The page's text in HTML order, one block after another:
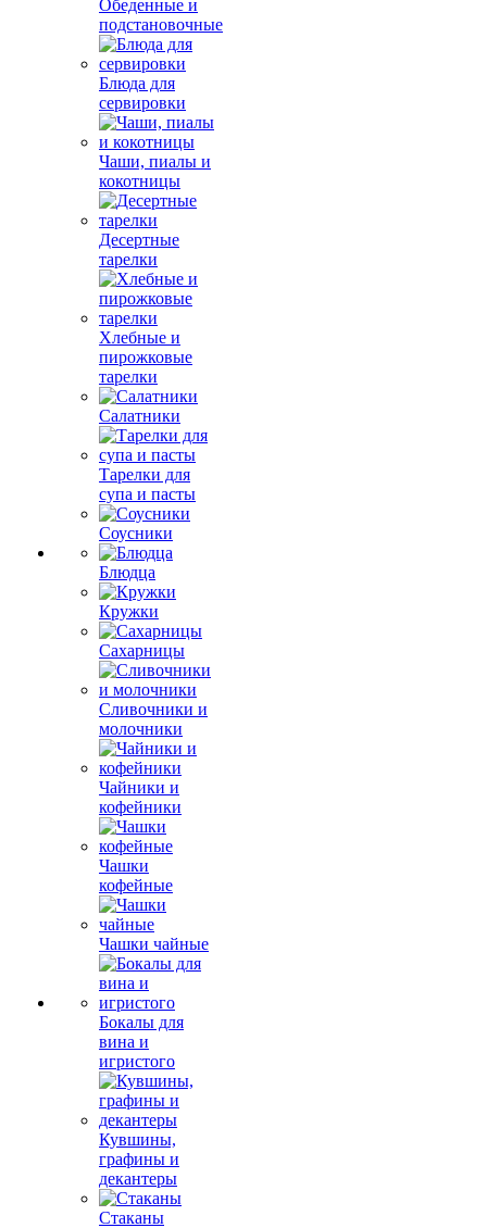
Обеденные и
подстановочные
Блюда для
сервировки
Чаши, пиалы и
кокотницы
Десертные
тарелки
Хлебные и
пирожковые
тарелки
Салатники
Тарелки для
супа и пасты
Соусники
Блюдца
Кружки
Сахарницы
Сливочники и
молочники
Чайники и
кофейники
Чашки
кофейные
Чашки чайные
Бокалы для
вина и
игристого
Кувшины,
графины и
декантеры
Стаканы